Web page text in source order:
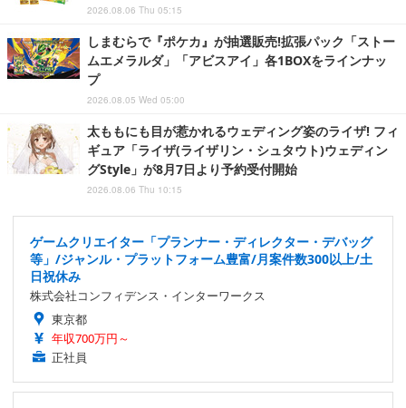
2026.08.06 Thu 05:15
しまむらで『ポケカ』が抽選販売!拡張パック「ストー
ムエメラルダ」「アビスアイ」各1BOXをラインナッ
プ
2026.08.05 Wed 05:00
太ももにも目が惹かれるウェディング姿のライザ! フィ
ギュア「ライザ(ライザリン・シュタウト)ウェディン
グStyle」が8月7日より予約受付開始
2026.08.06 Thu 10:15
ゲームクリエイター「プランナー・ディレクター・デバッグ
等」/ジャンル・プラットフォーム豊富/月案件数300以上/土
日祝休み
株式会社コンフィデンス・インターワークス
東京都
年収700万円～
正社員